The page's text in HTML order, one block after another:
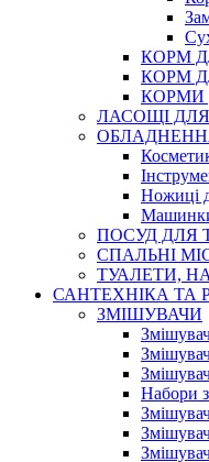
КОРМ
КОРМ
КОРМИ
ЛАСОЩІ
Ножиці
Машинки
ПОСУД ДЛЯ
СПАЛЬНІ
ТУАЛЕТИ,
САНТЕХНІКА ТА
ЗМІШУВАЧИ
Набори